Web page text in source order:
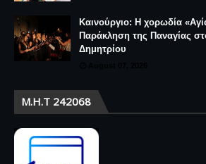
Καινούργιο: Η χορωδία
Παράκληση της Παναγίας
Δημητρίου
Μ.Η.Τ 242068